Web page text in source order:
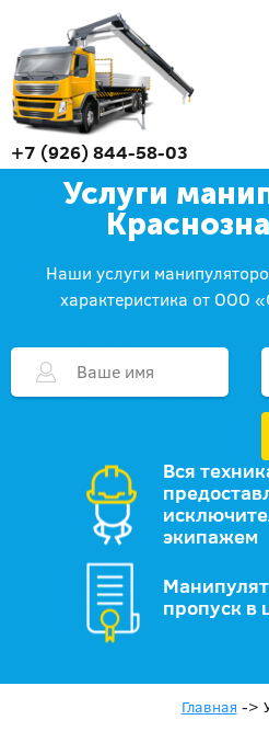
+7 (926) 844-58-03
Услуги
Наши услуги
характеристика от ООО
Вся
экипажем
пропуск в
Главная ->